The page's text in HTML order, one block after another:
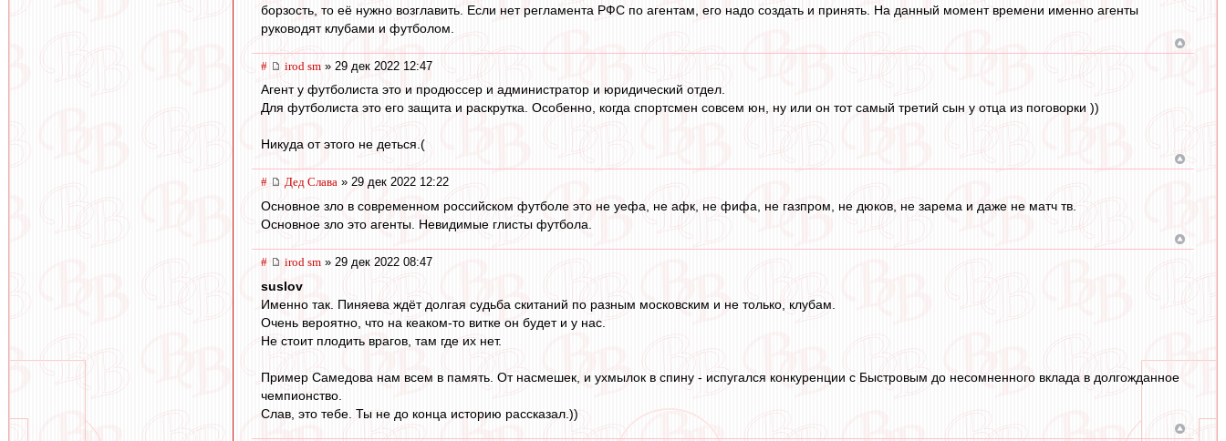
борзость, то её нужно возглавить. Если нет регламента РФС по агентам, его надо создать и принять. На данный момент времени именно агенты
руководят клубами и футболом.
# irod sm » 29 дек 2022 12:47
Агент у футболиста это и продюссер и администратор и юридический отдел.
Для футболиста это его защита и раскрутка. Особенно, когда спортсмен совсем юн, ну или он тот самый третий сын у отца из поговорки ))
Никуда от этого не деться.(
# Дед Слава » 29 дек 2022 12:22
Основное зло в современном российском футболе это не уефа, не афк, не фифа, не газпром, не дюков, не зарема и даже не матч тв.
Основное зло это агенты. Невидимые глисты футбола.
# irod sm » 29 дек 2022 08:47
suslov
Именно так. Пиняева ждёт долгая судьба скитаний по разным московским и не только, клубам.
Очень вероятно, что на кеаком-то витке он будет и у нас.
Не стоит плодить врагов, там где их нет.
Пример Самедова нам всем в память. От насмешек, и ухмылок в спину - испугался конкуренции с Быстровым до несомненного вклада в долгожданное
чемпионство.
Слав, это тебе. Ты не до конца историю рассказал.))